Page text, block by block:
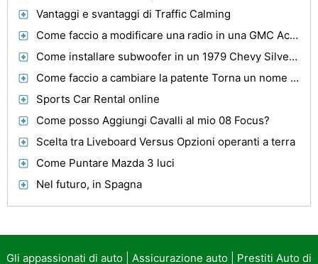
Vantaggi e svantaggi di Traffic Calming
Come faccio a modificare una radio in una GMC Acadia?
Come installare subwoofer in un 1979 Chevy Silverado?
Come faccio a cambiare la patente Torna un nome da nubile in Illinois ?
Sports Car Rental online
Come posso Aggiungi Cavalli al mio 08 Focus?
Scelta tra Liveboard Versus Opzioni operanti a terra
Come Puntare Mazda 3 luci
Nel futuro, in Spagna
Gli appassionati di auto Assicurazione auto Prestiti Auto di